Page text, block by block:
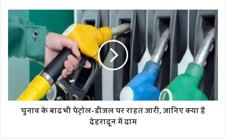
चुनाव के बाद भी पेट्रोल-डीजल पर राहत जारी, जानिए क्या है
देहरादून में दाम